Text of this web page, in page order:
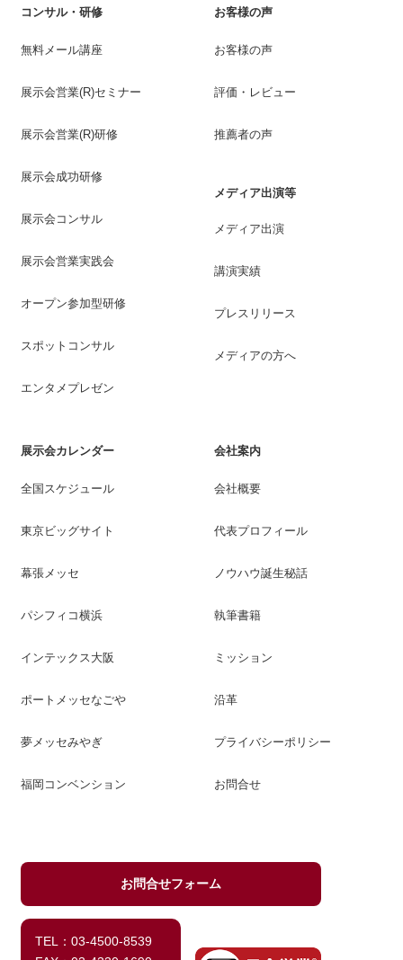
コンサル・研修
無料メール講座
展示会営業(R)セミナー
展示会営業(R)研修
展示会成功研修
展示会コンサル
展示会営業実践会
オープン参加型研修
スポットコンサル
エンタメプレゼン
お客様の声
お客様の声
評価・レビュー
推薦者の声
メディア出演等
メディア出演
講演実績
プレスリリース
メディアの方へ
展示会カレンダー
全国スケジュール
東京ビッグサイト
幕張メッセ
パシフィコ横浜
インテックス大阪
ポートメッセなごや
夢メッセみやぎ
福岡コンベンション
会社案内
会社概要
代表プロフィール
ノウハウ誕生秘話
執筆書籍
ミッション
沿革
プライバシーポリシー
お問合せ
お問合せフォーム
TEL：03-4500-8539